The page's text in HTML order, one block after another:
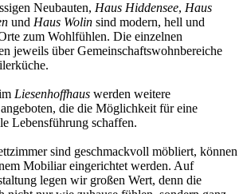
Neubauten, Haus Hiddensee, Haus
und Haus Wolin sind modern, hell und
zum Wohlfühlen. Die einzelnen
jeweils über Gemeinschaftswohnbereiche
Liesenhoffhaus werden weitere
die die Möglichkeit für eine
Lebensführung schaffen.
sind geschmackvoll möbliert, können
Mobiliar eingerichtet werden. Auf
legen wir großen Wert, denn die